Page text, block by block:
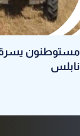
مستوطنون
نابلس